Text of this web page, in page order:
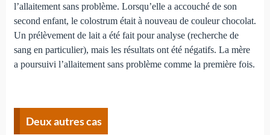
l’allaitement sans problème. Lorsqu’elle a accouché de son
second enfant, le colostrum était à nouveau de couleur chocolat.
Un prélèvement de lait a été fait pour analyse (recherche de
sang en particulier), mais les résultats ont été négatifs. La mère
a poursuivi l’allaitement sans problème comme la première fois.
Deux autres cas